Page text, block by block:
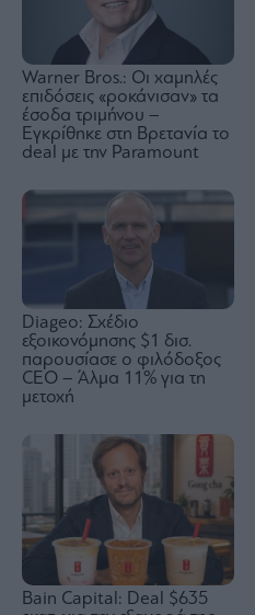
Warner Bros.: Οι χαμηλές
επιδόσεις «ροκάνισαν» τα
έσοδα τριμήνου –
Εγκρίθηκε στη Βρετανία το
deal με την Paramount
Diageo: Σχέδιο
εξοικονόμησης $1 δισ.
παρουσίασε ο φιλόδοξος
CEO – Άλμα 11% για τη
μετοχή
Bain Capital: Deal $635